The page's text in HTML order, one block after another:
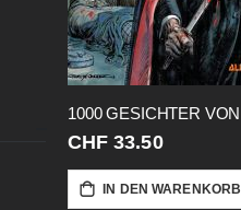
CHF 33.50
IN DEN WARENKORB